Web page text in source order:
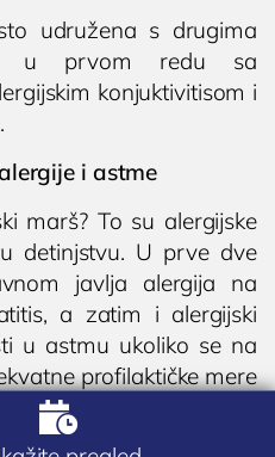
udružena s drugima
u prvom redu sa
konjuktivitisom i
i astme
marš? To su alergijske
detinjstvu. U prve dve
javlja alergija na
a zatim i alergijski
u astmu ukoliko se na
profilaktičke mere
lekara.
